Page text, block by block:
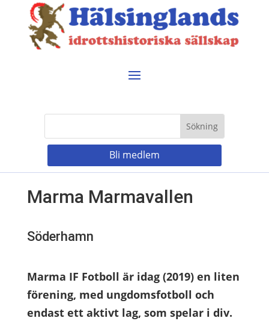
Bli medlem
Marma Marmavallen
Söderhamn
Marma IF Fotboll är idag (2019) en liten
förening, med ungdomsfotboll och
endast ett aktivt lag, som spelar i div.